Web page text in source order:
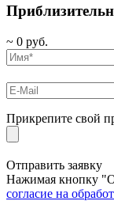
~ 0 руб.
Прикрепите свой
Отправить заявку
Нажимая кнопку
согласие на